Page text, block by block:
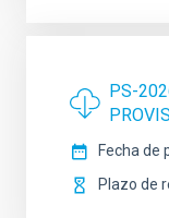
PS-
Fecha de
Plazo de